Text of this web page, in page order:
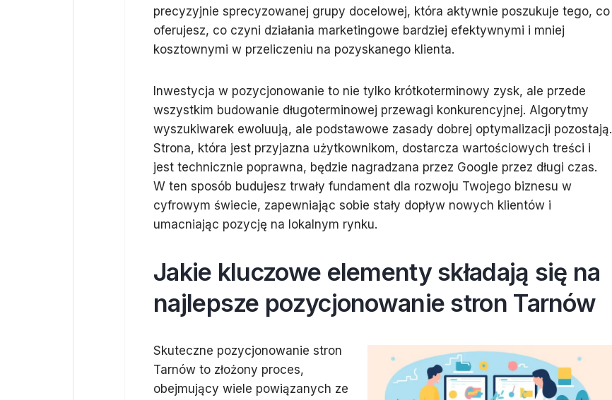
precyzyjnie sprecyzowanej grupy docelowej, która aktywnie poszukuje tego, co
oferujesz, co czyni działania marketingowe bardziej efektywnymi i mniej
kosztownymi w przeliczeniu na pozyskanego klienta.
Inwestycja w pozycjonowanie to nie tylko krótkoterminowy zysk, ale przede
wszystkim budowanie długoterminowej przewagi konkurencyjnej. Algorytmy
wyszukiwarek ewoluują, ale podstawowe zasady dobrej optymalizacji pozostają.
Strona, która jest przyjazna użytkownikom, dostarcza wartościowych treści i
jest technicznie poprawna, będzie nagradzana przez Google przez długi czas.
W ten sposób budujesz trwały fundament dla rozwoju Twojego biznesu w
cyfrowym świecie, zapewniając sobie stały dopływ nowych klientów i
umacniając pozycję na lokalnym rynku.
Jakie kluczowe elementy składają się na
najlepsze pozycjonowanie stron Tarnów
Skuteczne pozycjonowanie stron
Tarnów to złożony proces,
obejmujący wiele powiązanych ze